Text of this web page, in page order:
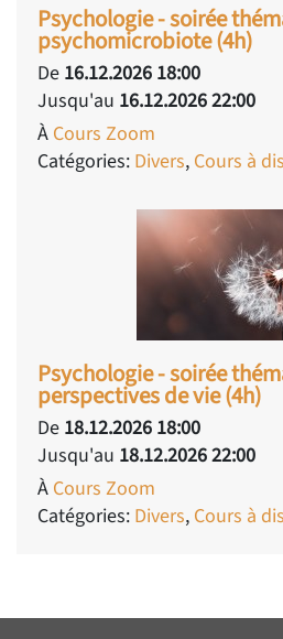
Psychologie - soirée
psychomicrobiote (4h)
De 16.12.2026 18:00
Jusqu'au 16.12.2026 22:00
À Cours Zoom
Catégories: Divers, Cours à
Psychologie - soirée
perspectives de vie (4h)
De 18.12.2026 18:00
Jusqu'au 18.12.2026 22:00
À Cours Zoom
Catégories: Divers, Cours à